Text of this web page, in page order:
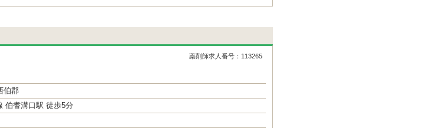
薬剤師求人番号：113265
伯郡
伯耆溝口駅 徒歩5分